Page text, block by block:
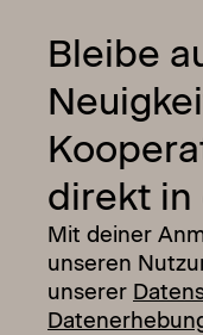
Bleibe
direkt in
Mit deiner
unseren
unserer